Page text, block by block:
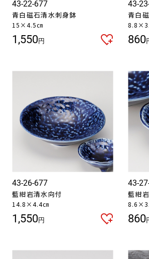
43-22-677
青白磁石清水刺身鉢
15×4.5㎝
1,550円
43-
青白
860
43-26-677
藍紺岩清水向付
14.8×4.4㎝
1,550円
43-
藍紺
860
お買い物を続ける カ